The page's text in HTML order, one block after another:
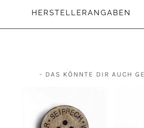
HERSTELLERANGABEN
- DAS KÖNNTE DIR AUCH